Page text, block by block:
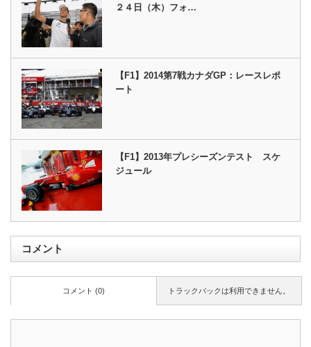
２４日（木）フォ…
【F1】2014第7戦カナダGP：レースレポ
ート
【F1】2013年プレシーズンテスト スケ
ジュール
コメント
トラックバックは利用できません。
コメント (0)